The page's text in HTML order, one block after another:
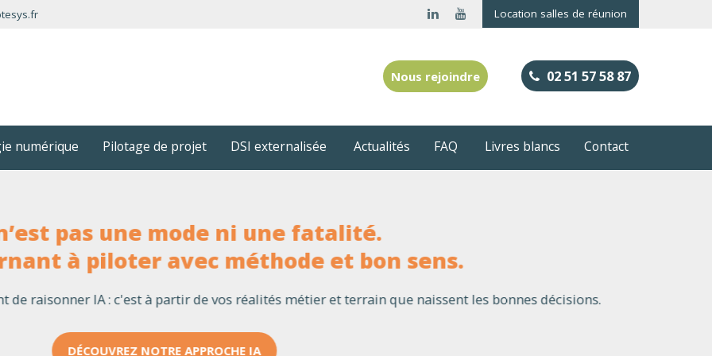
Location salles de réunion
02 51 57 58 87
Nous rejoindre
numérique Pilotage de projet DSI externalisée Actualités FAQ Livres blancs Contact
avez les outils collaboratifs,
changé vos pratiques collaboratives ?
possible. Co-construisez une organisation plus fluide, plus humaine, plus efficace.
DÉCOUVREZ NOTRE ACCOMPAGNEMENT